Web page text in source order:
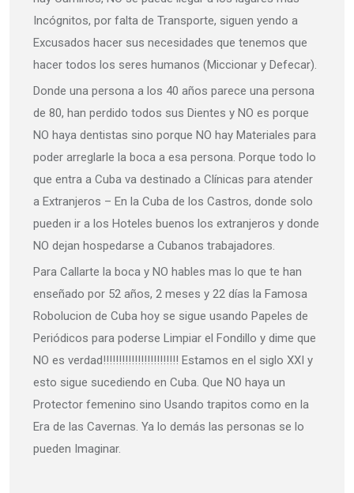
Incógnitos, por falta de Transporte, siguen yendo a
Excusados hacer sus necesidades que tenemos que
hacer todos los seres humanos (Miccionar y Defecar).
Donde una persona a los 40 años parece una persona
de 80, han perdido todos sus Dientes y NO es porque
NO haya dentistas sino porque NO hay Materiales para
poder arreglarle la boca a esa persona. Porque todo lo
que entra a Cuba va destinado a Clínicas para atender
a Extranjeros – En la Cuba de los Castros, donde solo
pueden ir a los Hoteles buenos los extranjeros y donde
NO dejan hospedarse a Cubanos trabajadores.
Para Callarte la boca y NO hables mas lo que te han
enseñado por 52 años, 2 meses y 22 días la Famosa
Robolucion de Cuba hoy se sigue usando Papeles de
Periódicos para poderse Limpiar el Fondillo y dime que
NO es verdad!!!!!!!!!!!!!!!!!!!!!!!! Estamos en el siglo XXI y
esto sigue sucediendo en Cuba. Que NO haya un
Protector femenino sino Usando trapitos como en la
Era de las Cavernas. Ya lo demás las personas se lo
pueden Imaginar.